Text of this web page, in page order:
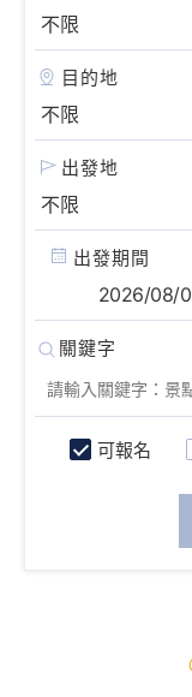
目的地
出發地
出發期間
可報名